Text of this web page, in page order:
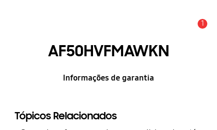
1
AF50HVFMAWKN
Informações de garantia
Tópicos Relacionados